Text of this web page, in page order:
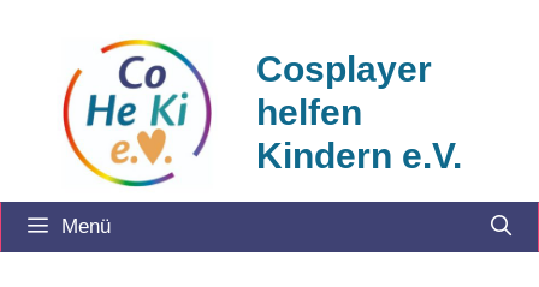
springen
Cosplayer
helfen
Kindern e.V.
Menü